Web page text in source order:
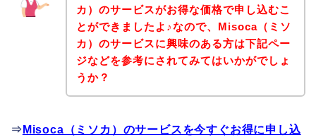
カ）のサービスがお得な価格で申し込むこ
とができましたよ♪なので、Misoca（ミソ
カ）のサービスに興味のある方は下記ペー
ジなどを参考にされてみてはいかがでしょ
うか？
⇒ Misoca（ミソカ）のサービスを今すぐお得に申し込